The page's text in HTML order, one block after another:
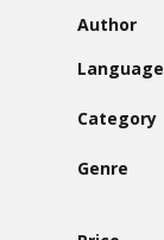
Humayun Ahmed
Mouri Morium
Author
Language
Category
Genre